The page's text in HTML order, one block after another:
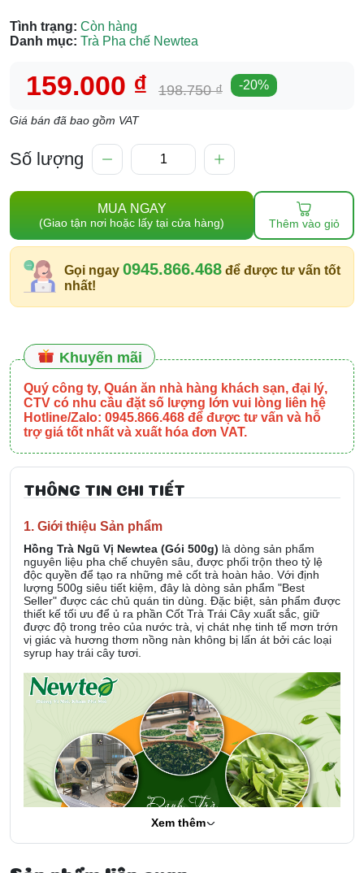
Tình trạng: Còn hàng
Danh mục: Trà Pha chế Newtea
159.000 ₫ 198.750 ₫ -20%
Giá bán đã bao gồm VAT
Số lượng
MUA NGAY
(Giao tận nơi hoặc lấy tại cửa hàng) Thêm vào giỏ
Gọi ngay 0945.866.468 để được tư vấn tốt
nhất!
Khuyến mãi
Quý công ty, Quán ăn nhà hàng khách sạn, đại lý,
CTV có nhu cầu đặt số lượng lớn vui lòng liên hệ
Hotline/Zalo: 0945.866.468 để được tư vấn và hỗ
trợ giá tốt nhất và xuất hóa đơn VAT.
THÔNG TIN CHI TIẾT
1. Giới thiệu Sản phẩm
Hồng Trà Ngũ Vị Newtea (Gói 500g) là dòng sản phẩm
nguyên liệu pha chế chuyên sâu, được phối trộn theo tỷ lệ
độc quyền để tạo ra những mẻ cốt trà hoàn hảo. Với định
lượng 500g siêu tiết kiệm, đây là dòng sản phẩm "Best
Seller" được các chủ quán tin dùng. Đặc biệt, sản phẩm được
thiết kế tối ưu để ủ ra phần Cốt Trà Trái Cây xuất sắc, giữ
được độ trong trẻo của nước trà, vị chát nhẹ tinh tế mơn trớn
vị giác và hương thơm nồng nàn không bị lấn át bởi các loại
syrup hay trái cây tươi.
Xem thêm